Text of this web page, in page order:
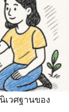
เวศฐานของ